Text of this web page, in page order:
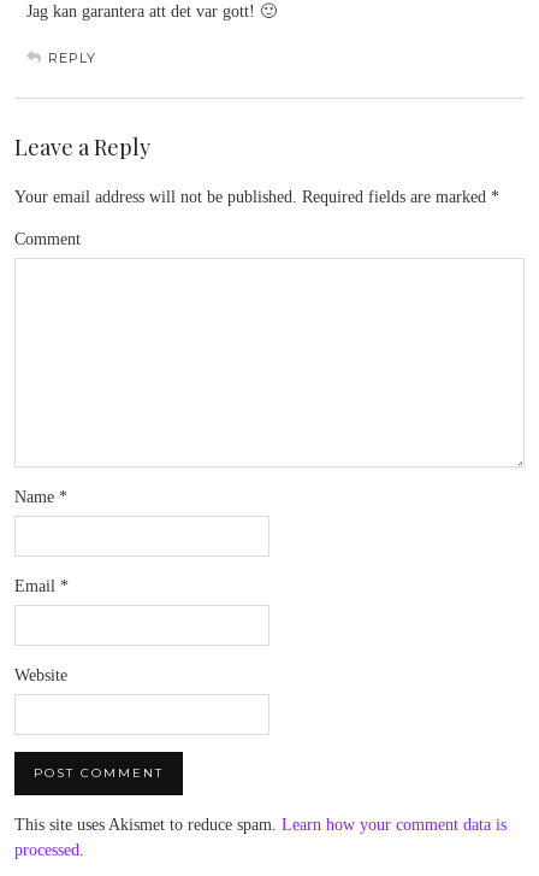
Jag kan garantera att det var gott! 🙂
REPLY
Leave a Reply
Your email address will not be published. Required fields are marked *
Comment
Name *
Email *
Website
This site uses Akismet to reduce spam. Learn how your comment data is
processed